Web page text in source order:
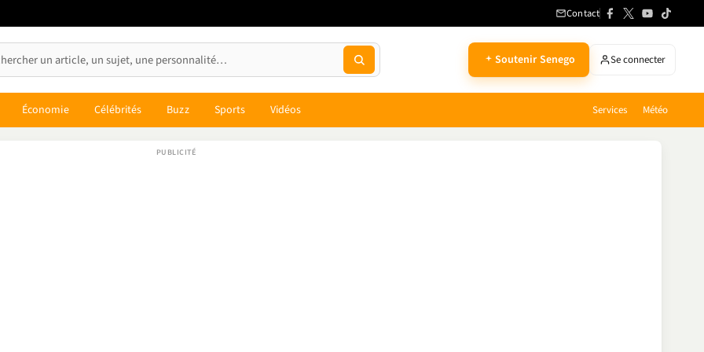
Contact
Soutenir Senego Se connecter
Économie Célébrités Buzz Sports Vidéos Services Météo